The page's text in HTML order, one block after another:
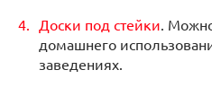
Доски под стейки.
домашнего
заведениях.